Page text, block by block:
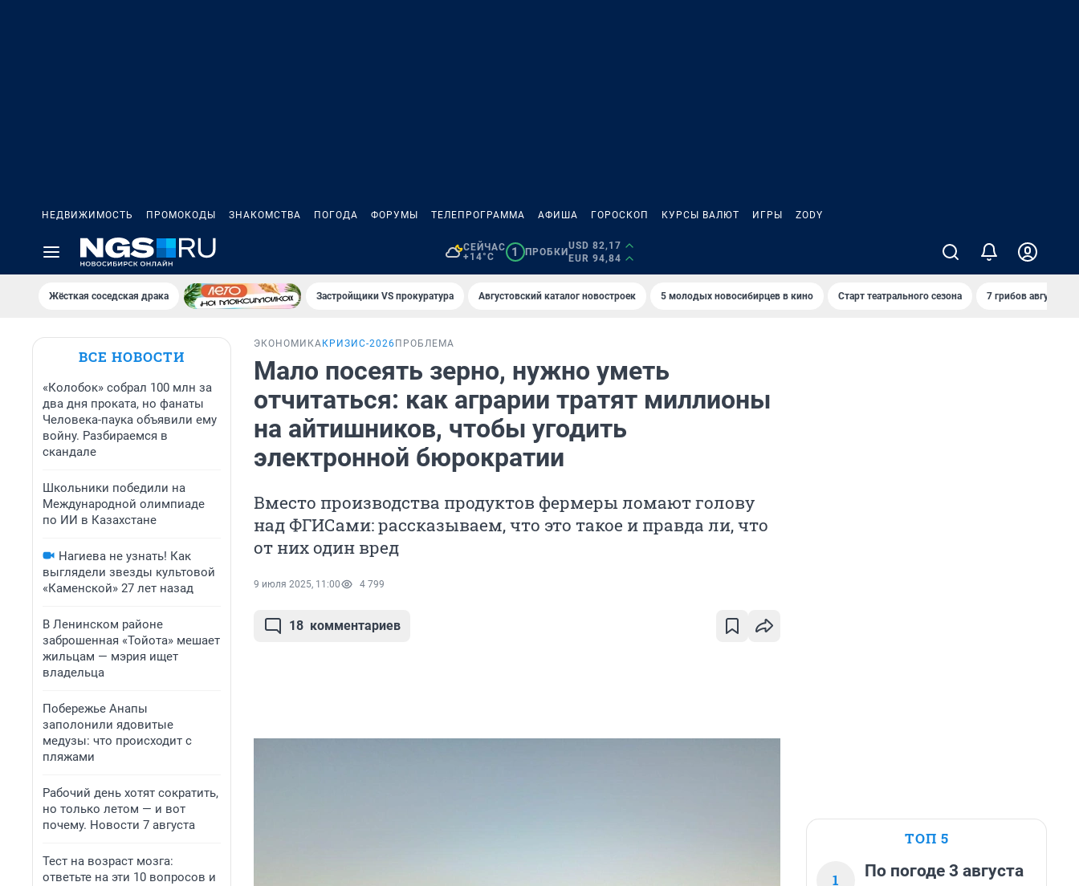
НЕДВИЖИМОСТЬ ПРОМОКОДЫ ЗНАКОМСТВА ПОГОДА ФОРУМЫ ТЕЛЕПРОГРАММА АФИША ГОРОСКОП КУРСЫ ВАЛЮТ ИГРЫ ZODY
СЕЙЧАС
+14°C
1 ПРОБКИ
USD 82,17
EUR 94,84
Жёсткая соседская драка Застройщики VS прокуратура Августовский каталог новостроек 5 молодых новосибирцев в кино Старт театрального сезона 7 грибов августа
ВСЕ НОВОСТИ
«Колобок» собрал 100 млн за
два дня проката, но фанаты
Человека-паука объявили ему
войну. Разбираемся в
скандале
Школьники победили на
Международной олимпиаде
по ИИ в Казахстане
Нагиева не узнать! Как
выглядели звезды культовой
«Каменской» 27 лет назад
В Ленинском районе
заброшенная «Тойота» мешает
жильцам — мэрия ищет
владельца
Побережье Анапы
заполонили ядовитые
медузы: что происходит с
пляжами
Рабочий день хотят сократить,
но только летом — и вот
почему. Новости 7 августа
Тест на возраст мозга:
ответьте на эти 10 вопросов и
ЭКОНОМИКА КРИЗИС-2026 ПРОБЛЕМА
Мало посеять зерно, нужно уметь
отчитаться: как аграрии тратят миллионы
на айтишников, чтобы угодить
электронной бюрократии
Вместо производства продуктов фермеры ломают голову
над ФГИСами: рассказываем, что это такое и правда ли, что
от них один вред
9 июля 2025, 11:00 4 799
18 комментариев
ТОП 5
1
По погоде 3 августа